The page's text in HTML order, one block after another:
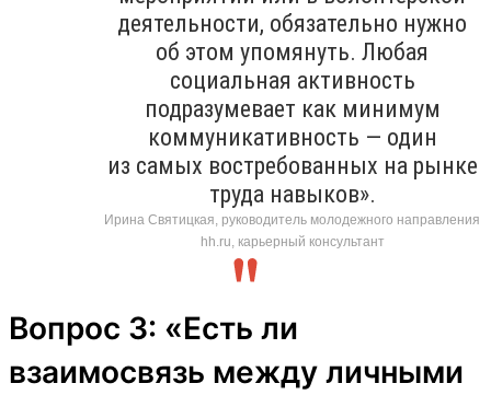
деятельности, обязательно нужно
об этом упомянуть. Любая
социальная активность
подразумевает как минимум
коммуникативность — один
из самых востребованных на рынке
труда навыков».
Ирина Святицкая, руководитель молодежного направления
hh.ru, карьерный консультант
Вопрос 3: «Есть ли
взаимосвязь между личными